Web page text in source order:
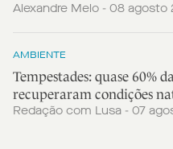
Alexandre Melo - 08 agosto
AMBIENTE
Tempestades: quase 60%
recuperaram condições
Redação com Lusa - 07